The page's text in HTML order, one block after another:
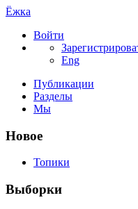
Ёжка
Войти
Eng
Публикации
Разделы
Мы
Новое
Топики
Выборки